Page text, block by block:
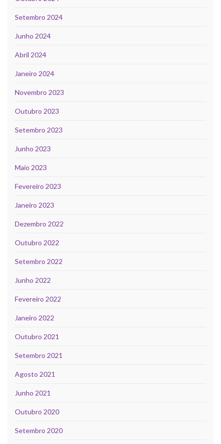
Setembro 2024
Junho 2024
Abril 2024
Janeiro 2024
Novembro 2023
Outubro 2023
Setembro 2023
Junho 2023
Maio 2023
Fevereiro 2023
Janeiro 2023
Dezembro 2022
Outubro 2022
Setembro 2022
Junho 2022
Fevereiro 2022
Janeiro 2022
Outubro 2021
Setembro 2021
Agosto 2021
Junho 2021
Outubro 2020
Setembro 2020